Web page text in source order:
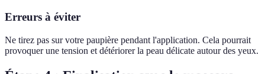
Erreurs à éviter
Ne tirez pas sur votre paupière pendant l'application. Cela pourrait
provoquer une tension et détériorer la peau délicate autour des yeux.